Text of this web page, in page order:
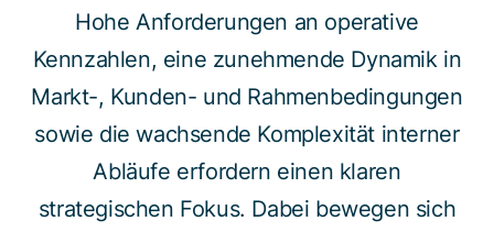
Hohe Anforderungen an operative
Kennzahlen, eine zunehmende Dynamik in
Markt-, Kunden- und Rahmenbedingungen
sowie die wachsende Komplexität interner
Abläufe erfordern einen klaren
strategischen Fokus. Dabei bewegen sich